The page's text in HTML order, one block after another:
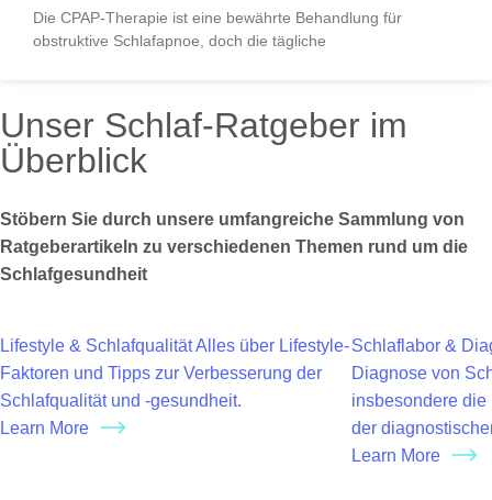
Die CPAP-Therapie ist eine bewährte Behandlung für
obstruktive Schlafapnoe, doch die tägliche
Unser Schlaf-Ratgeber im
Überblick
Stöbern Sie durch unsere umfangreiche Sammlung von
Ratgeberartikeln zu verschiedenen Themen rund um die
Schlafgesundheit
Lifestyle & SchlafqualitätAlles über Lifestyle-
Faktoren und Tipps zur Verbesserung der
Schlafqualität und -gesundheit.
Learn More
Schlaflabor &
Diagnose von
insbesondere
der
Learn More